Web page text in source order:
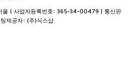
울 | 사업자등록번호: 365-34-00479 | 통신판
제공자: (주)식스샵